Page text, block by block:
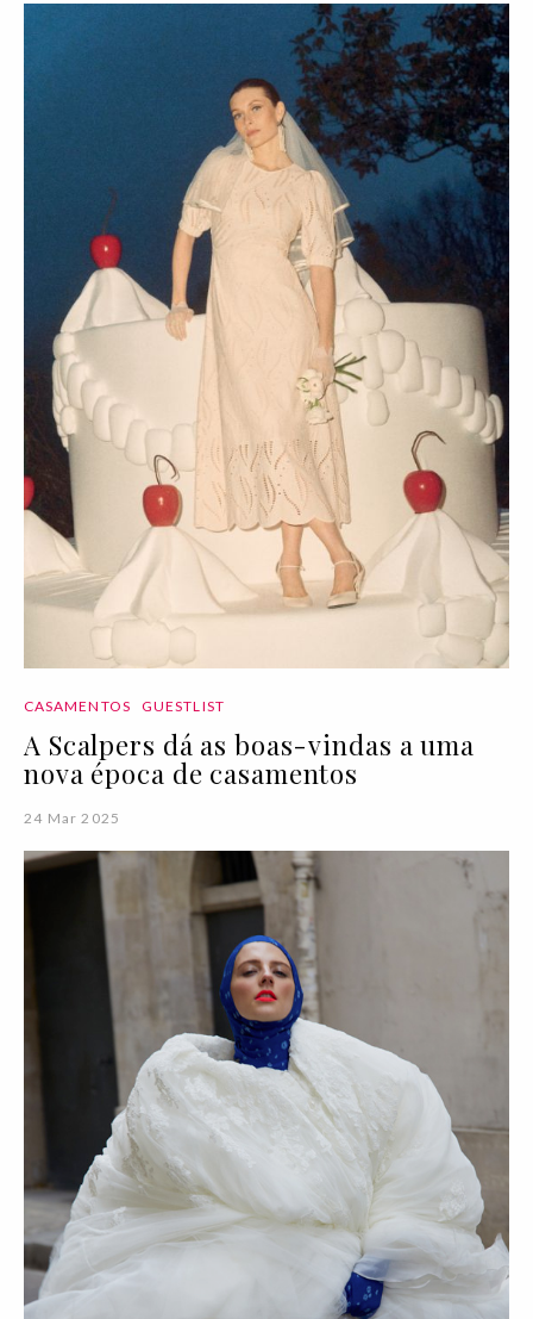
CASAMENTOS GUESTLIST
A Scalpers dá as boas-vindas a uma
nova época de casamentos
24 Mar 2025